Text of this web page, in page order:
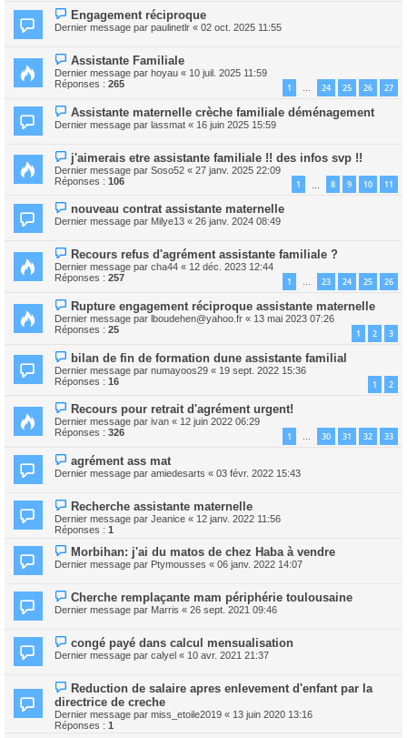
Engagement réciproque
Dernier message par paulinetlr « 02 oct. 2025 11:55
Assistante Familiale
Dernier message par hoyau « 10 juil. 2025 11:59
Réponses : 265 1 … 24 25 26 27
Assistante maternelle crèche familiale déménagement
Dernier message par lassmat « 16 juin 2025 15:59
j'aimerais etre assistante familiale !! des infos svp !!
Dernier message par Soso52 « 27 janv. 2025 22:09
Réponses : 106 1 8 9 10 11
nouveau contrat assistante maternelle
Dernier message par Milye13 « 26 janv. 2024 08:49
Recours refus d'agrément assistante familiale ?
Dernier message par cha44 « 12 déc. 2023 12:44
Réponses : 257 1 … 23 24 25 26
Rupture engagement réciproque assistante maternelle
Dernier message par lboudehen@yahoo.fr « 13 mai 2023 07:26
Réponses : 25 1 2 3
bilan de fin de formation dune assistante familial
Dernier message par numayoos29 « 19 sept. 2022 15:36
Réponses : 16 1 2
Recours pour retrait d'agrément urgent!
Dernier message par ivan « 12 juin 2022 06:29
Réponses : 326 1 … 30 31 32 33
agrément ass mat
Dernier message par amiedesarts « 03 févr. 2022 15:43
Recherche assistante maternelle
Dernier message par Jeanice « 12 janv. 2022 11:56
Réponses : 1
Morbihan: j'ai du matos de chez Haba à vendre
Dernier message par Ptymousses « 06 janv. 2022 14:07
Cherche remplaçante mam périphérie toulousaine
Dernier message par Marris « 26 sept. 2021 09:46
congé payé dans calcul mensualisation
Dernier message par calyel « 10 avr. 2021 21:37
Reduction de salaire apres enlevement d'enfant par la
directrice de creche
Dernier message par miss_etoile2019 « 13 juin 2020 13:16
Réponses : 1